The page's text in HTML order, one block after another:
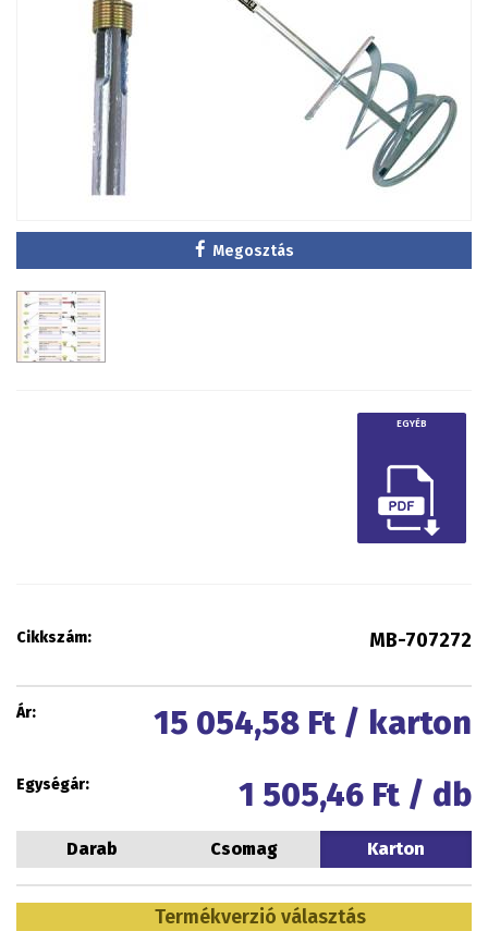
Megosztás
EGYÉB
Cikkszám: MB-707272
Ár: 15 054,58 Ft / karton
Egységár: 1 505,46 Ft / db
Darab Csomag Karton
Termékverzió választás